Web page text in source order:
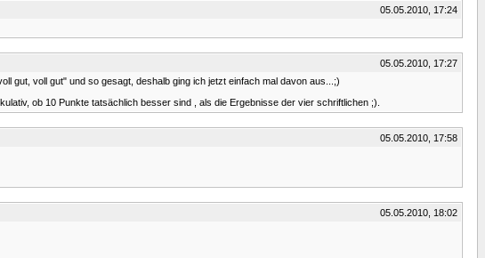
05.05.2010, 17:24
05.05.2010, 17:27
gut, voll gut" und so gesagt, deshalb ging ich jetzt einfach mal davon aus...;)
ob 10 Punkte tatsächlich besser sind , als die Ergebnisse der vier schriftlichen ;).
05.05.2010, 17:58
05.05.2010, 18:02